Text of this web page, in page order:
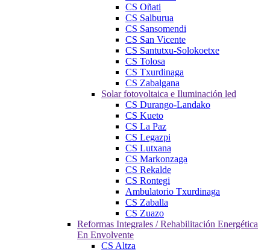
CS Oñati
CS Salburua
CS Sansomendi
CS San Vicente
CS Santutxu-Solokoetxe
CS Tolosa
CS Txurdinaga
CS Zabalgana
Solar fotovoltaica e Iluminación led
CS Durango-Landako
CS Kueto
CS La Paz
CS Legazpi
CS Lutxana
CS Markonzaga
CS Rekalde
CS Rontegi
Ambulatorio Txurdinaga
CS Zaballa
CS Zuazo
Reformas Integrales / Rehabilitación Energética
En Envolvente
CS Altza